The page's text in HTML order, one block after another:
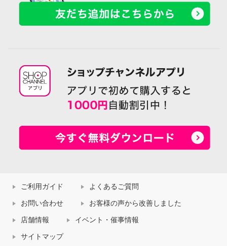
ご利用ガイド よくあるご質問
お問い合わせ お客様の声から改善しました
店舗情報 イベント・催事情報
サイトマップ